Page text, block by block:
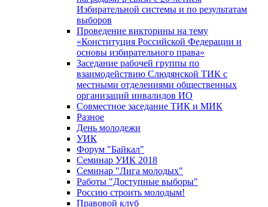
Избирательной системы и по результатам
выборов
Проведение викторины на тему
«Конституция Российской Федерации и
основы избирательного права»
Заседание рабочей группы по
взаимодействию Слюдянской ТИК с
местными отделениями общественных
организаций инвалидов ИО
Совместное заседание ТИК и МИК
Разное
День молодежи
УИК
Форум "Байкал"
Семинар УИК 2018
Семинар "Лига молодых"
Работы "Доступные выборы"
Россию строить молодым!
Правовой клуб